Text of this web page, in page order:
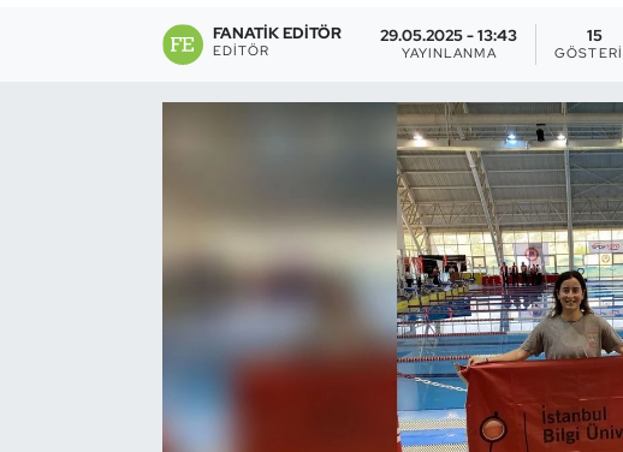
FANATIK EDITÖR
EDITÖR
29.05.2025 - 13:43
YAYINLANMA
15
Buz Hokeyi
Cimnastik